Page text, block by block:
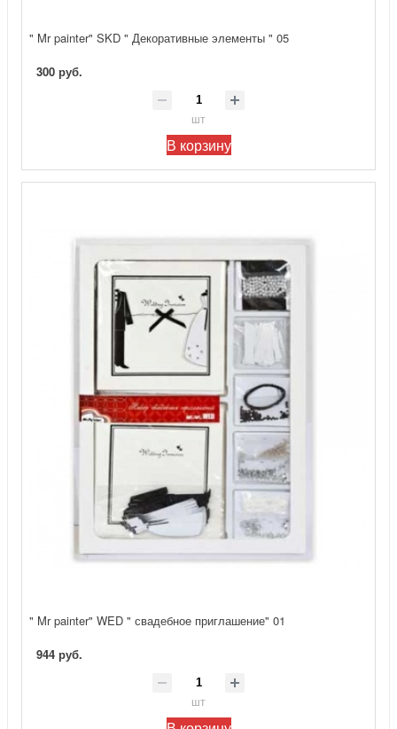
" Mr painter" SKD " Декоративные элементы " 05
300 руб.
шт
В корзину
" Mr painter" WED " свадебное приглашение" 01
944 руб.
шт